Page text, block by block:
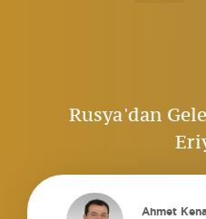
Rusya'dan
Ahmet